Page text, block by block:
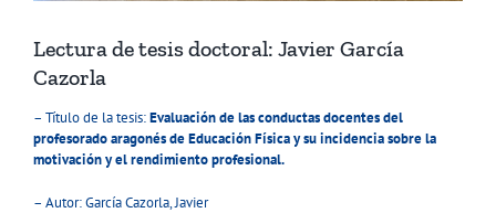
Lectura de tesis doctoral: Javier García
Cazorla
– Título de la tesis:Evaluación de las conductas docentes del
profesorado aragonés de Educación Física y su incidencia sobre la
motivación y el rendimiento profesional.
– Autor: García Cazorla, Javier